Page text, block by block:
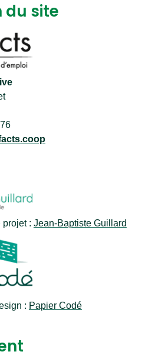
du site
projet : Jean-Baptiste Guillard
: Papier Codé